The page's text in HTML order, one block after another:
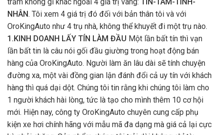
mới. Hiện nay, công ty OroKingAuto chuyên cung cấp phụ
kiện xe hơi chính hãng với mẫu mã đa dạng mà giá cả lại cực
kỳ phải chăng. Sản phẩm chúng tôi trải dài không chỉ từ
thảm taplo chính hãng mà còn phim cách nhiệt Lumar, bọc
ghế da, màn hình dvd android, thảm lót sàn, camera hành
trình, bạt phủ, áo ghế, taplo, đệm hơi, cảm biến áp suất lốp,
bệ bước chân, phủ ceramic, ty cốp điện,... Sứ mệnh của
chúng tôi đó chính là mang đến cho người tiêu dùng Việt
Nam một trải nghiệm mới hơn về đồ phụ kiện xe hơi cũng
như cung cấp giải pháp bảo vệ chiếc xe hơi quý giá một
cách toàn diện. Chúng tôi luôn nỗ lực vì sự hài lòng của